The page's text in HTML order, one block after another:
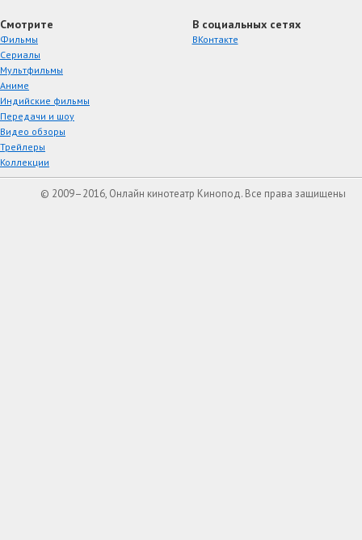
Смотрите
Фильмы
Сериалы
Мультфильмы
Аниме
Индийские фильмы
Передачи и шоу
Видео обзоры
Трейлеры
Коллекции
В социальных сетях
ВКонтакте
© 2009–2016, Онлайн кинотеатр Кинопод. Все права защищены